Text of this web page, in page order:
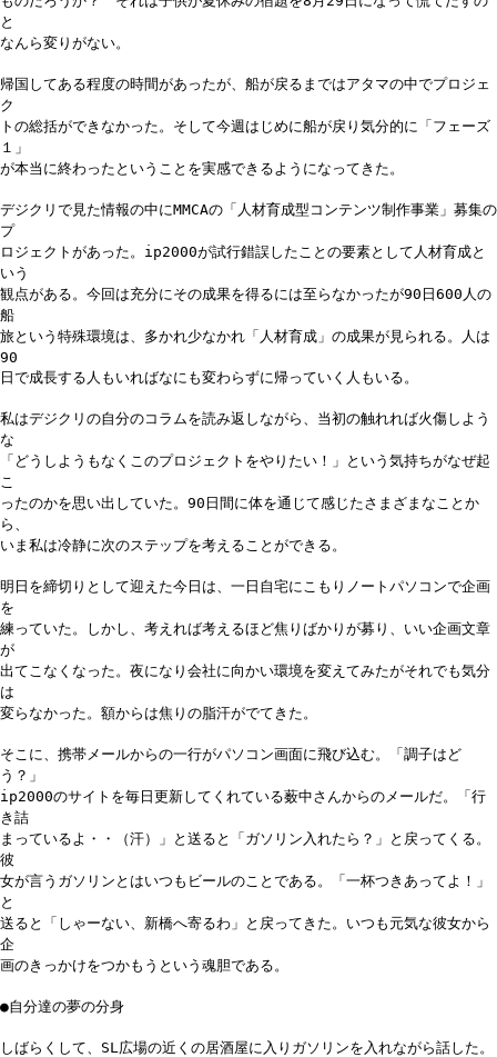
と
なんら変りがない。
帰国してある程度の時間があったが、船が戻るまではアタマの中でプロジェ
ク
トの総括ができなかった。そして今週はじめに船が戻り気分的に「フェーズ
１」
が本当に終わったということを実感できるようになってきた。
デジクリで見た情報の中にMMCAの「人材育成型コンテンツ制作事業」募集の
プ
ロジェクトがあった。ip2000が試行錯誤したことの要素として人材育成と
いう
観点がある。今回は充分にその成果を得るには至らなかったが90日600人の
船
旅という特殊環境は、多かれ少なかれ「人材育成」の成果が見られる。人は
90
日で成長する人もいればなにも変わらずに帰っていく人もいる。
私はデジクリの自分のコラムを読み返しながら、当初の触れれば火傷しよう
な
「どうしようもなくこのプロジェクトをやりたい！」という気持ちがなぜ起
こ
ったのかを思い出していた。90日間に体を通じて感じたさまざまなことか
ら、
いま私は冷静に次のステップを考えることができる。
明日を締切りとして迎えた今日は、一日自宅にこもりノートパソコンで企画
を
練っていた。しかし、考えれば考えるほど焦りばかりが募り、いい企画文章
が
出てこなくなった。夜になり会社に向かい環境を変えてみたがそれでも気分
は
変らなかった。額からは焦りの脂汗がでてきた。
そこに、携帯メールからの一行がパソコン画面に飛び込む。「調子はど
う？」
ip2000のサイトを毎日更新してくれている薮中さんからのメールだ。「行
き詰
まっているよ・・（汗）」と送ると「ガソリン入れたら？」と戻ってくる。
彼
女が言うガソリンとはいつもビールのことである。「一杯つきあってよ！」
と
送ると「しゃーない、新橋へ寄るわ」と戻ってきた。いつも元気な彼女から
企
画のきっかけをつかもうという魂胆である。
●自分達の夢の分身
しばらくして、SL広場の近くの居酒屋に入りガソリンを入れながら話した。